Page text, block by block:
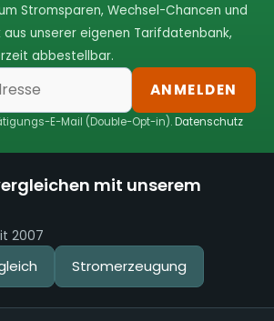
Stromsparen, Wechsel-Chancen und
aus unserer eigenen Tarifdatenbank,
abbestellbar.
ANMELDEN
E-Mail (Double-Opt-in).Datenschutz
mit unserem
2007
Stromerzeugung